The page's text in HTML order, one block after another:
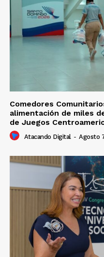
Comedores
alimentación de miles
de Juegos
Atacando Digital - Agosto